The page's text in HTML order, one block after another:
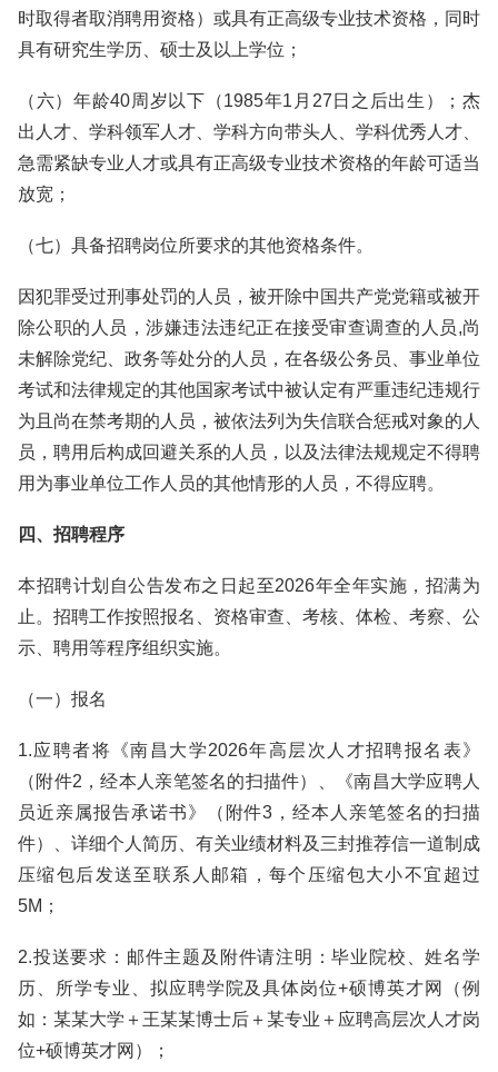
时取得者取消聘用资格）或具有正高级专业技术资格，同时
具有研究生学历、硕士及以上学位；
（六）年龄40周岁以下（1985年1月27日之后出生）；杰
出人才、学科领军人才、学科方向带头人、学科优秀人才、
急需紧缺专业人才或具有正高级专业技术资格的年龄可适当
放宽；
（七）具备招聘岗位所要求的其他资格条件。
因犯罪受过刑事处罚的人员，被开除中国共产党党籍或被开
除公职的人员，涉嫌违法违纪正在接受审查调查的人员,尚
未解除党纪、政务等处分的人员，在各级公务员、事业单位
考试和法律规定的其他国家考试中被认定有严重违纪违规行
为且尚在禁考期的人员，被依法列为失信联合惩戒对象的人
员，聘用后构成回避关系的人员，以及法律法规规定不得聘
用为事业单位工作人员的其他情形的人员，不得应聘。
四、招聘程序
本招聘计划自公告发布之日起至2026年全年实施，招满为
止。招聘工作按照报名、资格审查、考核、体检、考察、公
示、聘用等程序组织实施。
（一）报名
1.应聘者将《南昌大学2026年高层次人才招聘报名表》
（附件2，经本人亲笔签名的扫描件）、《南昌大学应聘人
员近亲属报告承诺书》（附件3，经本人亲笔签名的扫描
件）、详细个人简历、有关业绩材料及三封推荐信一道制成
压缩包后发送至联系人邮箱，每个压缩包大小不宜超过
5M；
2.投送要求：邮件主题及附件请注明：毕业院校、姓名学
历、所学专业、拟应聘学院及具体岗位+硕博英才网（例
如：某某大学＋王某某博士后＋某专业＋应聘高层次人才岗
位+硕博英才网）；